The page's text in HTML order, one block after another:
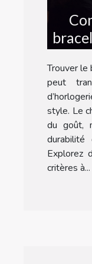
Trouver le
peut
style. Le
du goût,
durabilité
Explorez
critères à...